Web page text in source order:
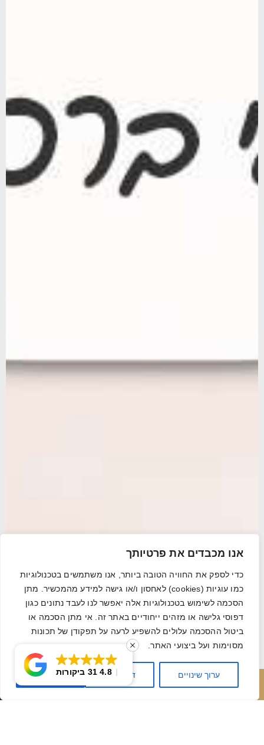
אנו מכבדים את פרטיותך
כדי לספק את החוויה הטובה ביותר, אנו משתמשים בטכנולוגיות
כמו עוגיות (cookies) לאחסון ו/או גישה למידע מהמכשיר. מתן
הסכמה לשימוש בטכנולוגיות אלה יאפשר לנו לעבד נתונים כגון
דפוסי גלישה או מזהים ייחודיים באתר זה. אי מתן הסכמה או
ביטול ההסכמה עלולים להשפיע לרעה על תפקודן של תכונות
מסוימות ועל ביצועי האתר.
ערוך שינויים דחה הכל אשר הכל
השאר פרטים חייג עכשיו
4.831 ביקורות